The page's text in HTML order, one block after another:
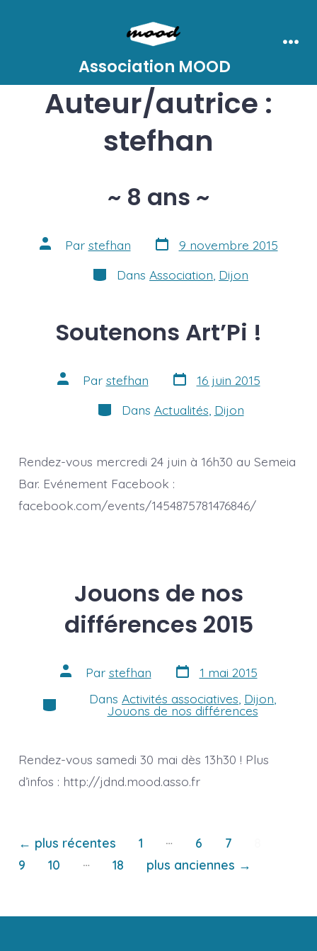
Association MOOD
Auteur/autrice :
stefhan
~ 8 ans ~
Auteur
de
publication
Par stefhan Date
de
9 novembre 2015
Catégories
Dans Association Dijon
Soutenons Art’Pi !
Auteur
de
publication
Par stefhan Date
de
16 juin 2015
Catégories
Dans Actualités Dijon
Rendez-vous mercredi 24 juin à 16h30 au Semeia
Bar. Evénement Facebook :
facebook.com/events/1454875781476846/
Jouons de nos
différences 2015
Auteur
de
publication
Par stefhan Date
de
publication
1 mai 2015
CatégoriesDans Activités associatives, Dijon,
Jouons de nos différences
Rendez-vous samedi 30 mai dès 13h30 ! Plus
d’infos : http://jdnd.mood.asso.fr
Pagination
des
publications
← plus récentes 1 … 6 7
9
10 … 18 plus anciennes →